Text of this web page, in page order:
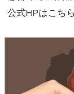
公式HPはこち